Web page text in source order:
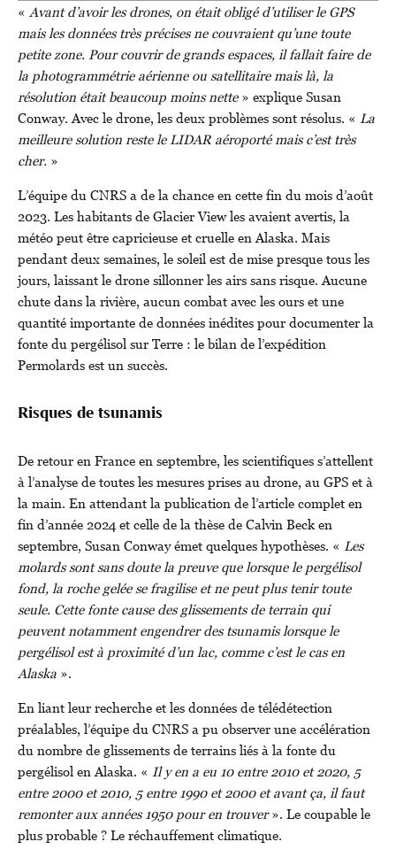
«Avant d’avoir les drones, on était obligé d’utiliser le GPS
mais les données très précises ne couvraient qu’une toute
petite zone. Pour couvrir de grands espaces, il fallait faire de
la photogrammétrie aérienne ou satellitaire mais là, la
résolution était beaucoup moins nette» explique Susan
Conway. Avec le drone, les deux problèmes sont résolus. « La
meilleure solution reste le LIDAR aéroporté mais c’est très
cher. »
L’équipe du CNRS a de la chance en cette fin du mois d’août
2023. Les habitants de Glacier View les avaient avertis, la
météo peut être capricieuse et cruelle en Alaska. Mais
pendant deux semaines, le soleil est de mise presque tous les
jours, laissant le drone sillonner les airs sans risque. Aucune
chute dans la rivière, aucun combat avec les ours et une
quantité importante de données inédites pour documenter la
fonte du pergélisol sur Terre : le bilan de l’expédition
Permolards est un succès.
Risques de tsunamis
De retour en France en septembre, les scientifiques s’attellent
à l’analyse de toutes les mesures prises au drone, au GPS et à
la main. En attendant la publication de l’article complet en
fin d’année 2024 et celle de la thèse de Calvin Beck en
septembre, Susan Conway émet quelques hypothèses. « Les
molards sont sans doute la preuve que lorsque le pergélisol
fond, la roche gelée se fragilise et ne peut plus tenir toute
seule. Cette fonte cause des glissements de terrain qui
peuvent notamment engendrer des tsunamis lorsque le
pergélisol est à proximité d’un lac, comme c’est le cas en
Alaska ».
En liant leur recherche et les données de télédétection
préalables, l’équipe du CNRS a pu observer une accélération
du nombre de glissements de terrains liés à la fonte du
pergélisol en Alaska. « Il y en a eu 10 entre 2010 et 2020, 5
entre 2000 et 2010, 5 entre 1990 et 2000 et avant ça, il faut
remonter aux années 1950 pour en trouver». Le coupable le
plus probable ? Le réchauffement climatique.